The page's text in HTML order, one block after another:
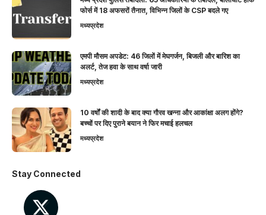
फोर्स में 18 अफसरों तैनात, विभिन्न जिलों के CSP बदले गए
मध्यप्रदेश
एमपी मौसम अपडेट: 46 जिलों में मेघगर्जन, बिजली और बारिश का
अलर्ट, तेज हवा के साथ वर्षा जारी
मध्यप्रदेश
10 वर्षों की शादी के बाद क्या गौरव खन्ना और आकांक्षा अलग होंगे?
बच्चों पर दिए पुराने बयान ने फिर मचाई हलचल
मध्यप्रदेश
Stay Connected